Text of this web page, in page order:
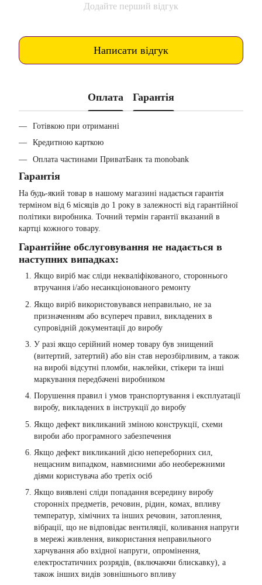
Додайте перший відгук
Написати відгук
Оплата Гарантія
Готівкою при отриманні
Кредитною карткою
Оплата частинами ПриватБанк та monobank
Гарантія
На будь-який товар в нашому магазині надається гарантія
терміном від 6 місяців до 1 року в залежності від гарантійної
політики виробника. Точний термін гарантії вказаний в
картці кожного товару.
Гарантійне обслуговування не надається в
наступних випадках:
Якщо виріб має сліди некваліфікованого, стороннього
втручання і/або несанкціонованого ремонту
Якщо виріб використовувався неправильно, не за
призначенням або всупереч правил, викладених в
супровідній документації до виробу
У разі якщо серійний номер товару був знищений
(витертий, затертий) або він став нерозбірливим, а також
на виробі відсутні пломби, наклейки, стікери та інші
маркування передбачені виробником
Порушення правил і умов транспортування і експлуатації
виробу, викладених в інструкції до виробу
Якщо дефект викликаний зміною конструкції, схеми
вироби або програмного забезпечення
Якщо дефект викликаний дією непереборних сил,
нещасним випадком, навмисними або необережними
діями користувача або третіх осіб
Якщо виявлені сліди попадання всередину виробу
сторонніх предметів, речовин, рідин, комах, впливу
температур, хімічних та інших речовин, затоплення,
вібрації, що не відповідає вентиляції, коливання напруги
в мережі живлення, використання неправильного
харчування або вхідної напруги, опромінення,
електростатичних розрядів, (включаючи блискавку), а
також інших видів зовнішнього впливу